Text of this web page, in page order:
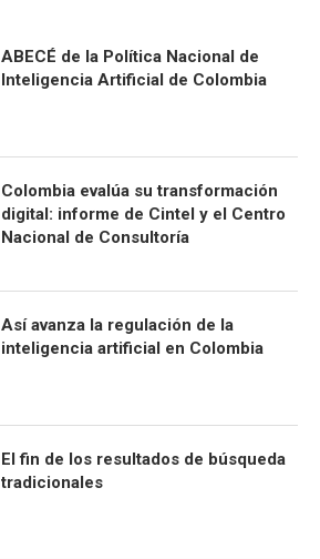
ABECÉ de la Política Nacional de
Inteligencia Artificial de Colombia
Colombia evalúa su transformación
digital: informe de Cintel y el Centro
Nacional de Consultoría
Así avanza la regulación de la
inteligencia artificial en Colombia
El fin de los resultados de búsqueda
tradicionales